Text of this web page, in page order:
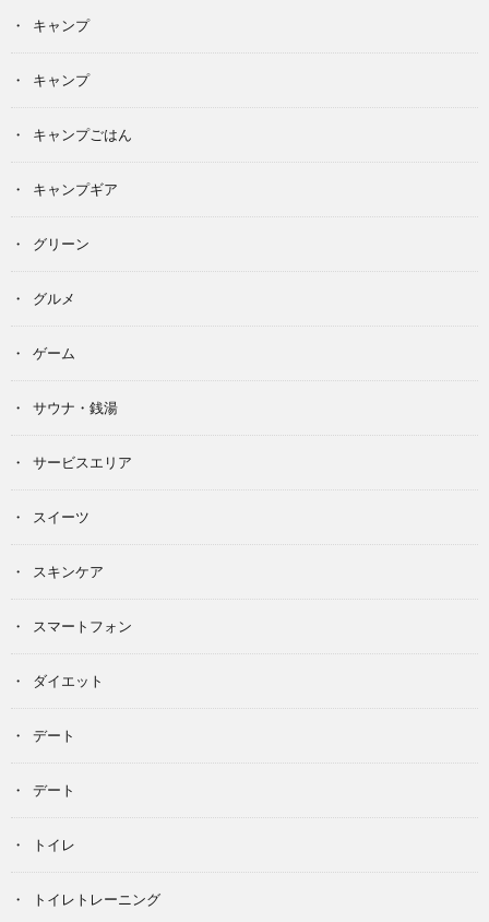
キャンプ
キャンプ
キャンプごはん
キャンプギア
グリーン
グルメ
ゲーム
サウナ・銭湯
サービスエリア
スイーツ
スキンケア
スマートフォン
ダイエット
デート
デート
トイレ
トイレトレーニング